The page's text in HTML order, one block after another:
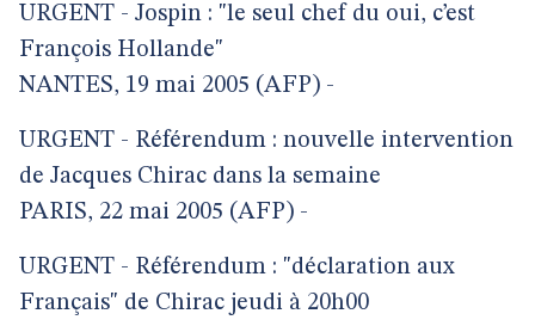
URGENT - Jospin : "le seul chef du oui, c’est
François Hollande"
NANTES, 19 mai 2005 (AFP) -
URGENT - Référendum : nouvelle intervention
de Jacques Chirac dans la semaine
PARIS, 22 mai 2005 (AFP) -
URGENT - Référendum : "déclaration aux
Français" de Chirac jeudi à 20h00